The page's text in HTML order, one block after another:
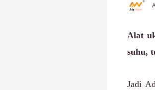
Alat
suhu,
Jadi